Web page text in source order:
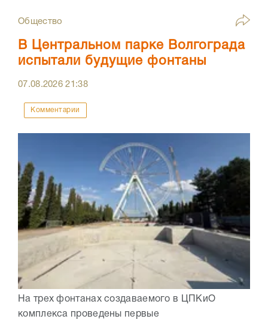
Общество
В Центральном парке Волгограда
испытали будущие фонтаны
07.08.202621:38
Комментарии
На трех фонтанах создаваемого в ЦПКиО
комплекса проведены первые